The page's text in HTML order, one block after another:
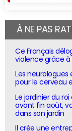
À NE PAS
Ce Français
violence grâce
Les
pour le cerveau
Le jardinier du
avant fin août,
dans son jardin
Il crée une